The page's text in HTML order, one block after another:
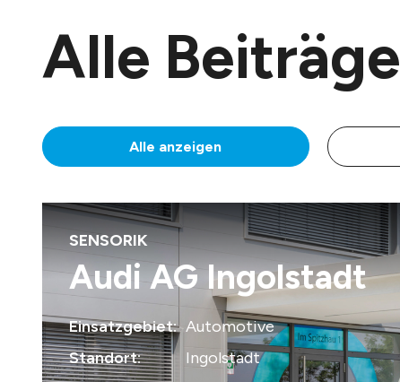
Alle Beiträge
Alle anzeigen
SENSORIK
Audi AG Ingolstadt
Einsatzgebiet: Automotive
Standort:
Ingolstadt